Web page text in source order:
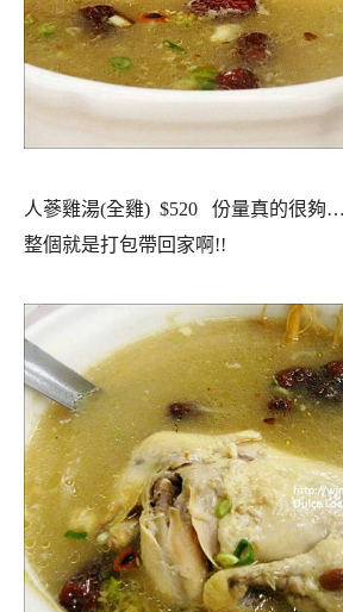
人蔘雞湯(全雞) $520 份量真的很夠
整個就是打包帶回家啊!!